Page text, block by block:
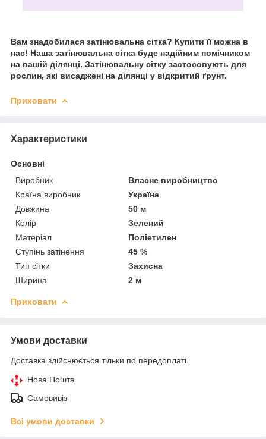
Вам знадобилася затінювальна сітка? Купити її можна в
нас! Наша затінювальна сітка буде надійним помічником
на вашій ділянці. Затінювальну сітку застосовують для
рослин, які висаджені на ділянці у відкритий ґрунт.
Приховати
Характеристики
Основні
Виробник
Власне виробництво
Країна виробник
Україна
Довжина
50 м
Колір
Зелений
Матеріал
Поліетилен
Ступінь затінення
45 %
Тип сітки
Захисна
Ширина
2 м
Приховати
Умови доставки
Доставка здійснюється тільки по передоплаті.
Нова Пошта
Самовивіз
Всі умови доставки